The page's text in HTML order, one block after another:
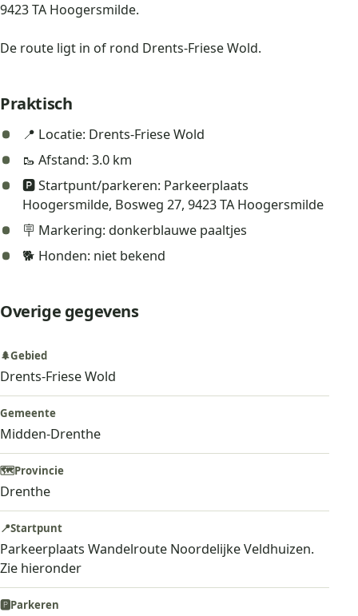
9423 TA Hoogersmilde.
De route ligt in of rond Drents-Friese Wold.
Praktisch
📍 Locatie: Drents-Friese Wold
🥾 Afstand: 3.0 km
🅿️ Startpunt/parkeren: Parkeerplaats
Hoogersmilde, Bosweg 27, 9423 TA Hoogersmilde
🪧 Markering: donkerblauwe paaltjes
🐕 Honden: niet bekend
Overige gegevens
🌲Gebied
Drents-Friese Wold
Gemeente
Midden-Drenthe
🗺️Provincie
Drenthe
📍Startpunt
Parkeerplaats Wandelroute Noordelijke Veldhuizen.
Zie hieronder
🅿️Parkeren